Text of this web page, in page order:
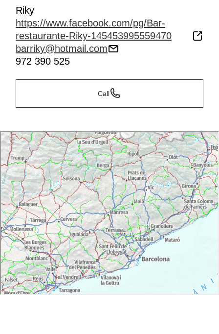
Riky
https://www.facebook.com/pg/Bar-
restaurante-Riky-145453995559470
barriky@hotmail.com
972 390 525
Call